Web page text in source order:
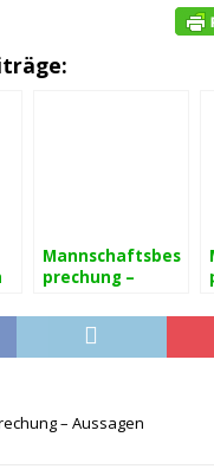
Mannschaftsbes
prechung –
– Aussagen